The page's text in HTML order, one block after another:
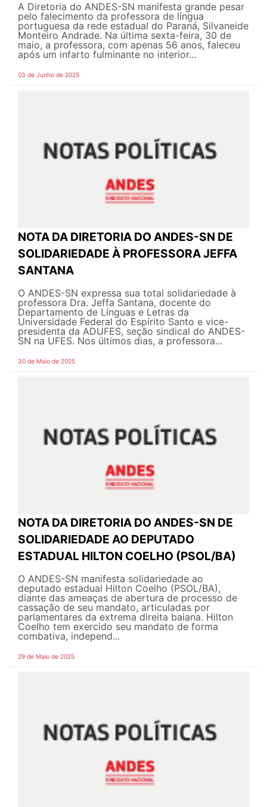
A Diretoria do ANDES-SN manifesta grande pesar
pelo falecimento da professora de língua
portuguesa da rede estadual do Paraná, Silvaneide
Monteiro Andrade. Na última sexta-feira, 30 de
maio, a professora, com apenas 56 anos, faleceu
após um infarto fulminante no interior...
03 de Junho de 2025
NOTA DA DIRETORIA DO ANDES-SN DE
SOLIDARIEDADE À PROFESSORA JEFFA
SANTANA
O ANDES-SN expressa sua total solidariedade à
professora Dra. Jeffa Santana, docente do
Departamento de Línguas e Letras da
Universidade Federal do Espírito Santo e vice-
presidenta da ADUFES, seção sindical do ANDES-
SN na UFES. Nos últimos dias, a professora...
30 de Maio de 2025
NOTA DA DIRETORIA DO ANDES-SN DE
SOLIDARIEDADE AO DEPUTADO
ESTADUAL HILTON COELHO (PSOL/BA)
O ANDES-SN manifesta solidariedade ao
deputado estadual Hilton Coelho (PSOL/BA),
diante das ameaças de abertura de processo de
cassação de seu mandato, articuladas por
parlamentares da extrema direita baiana. Hilton
Coelho tem exercido seu mandato de forma
combativa, independ...
29 de Maio de 2025